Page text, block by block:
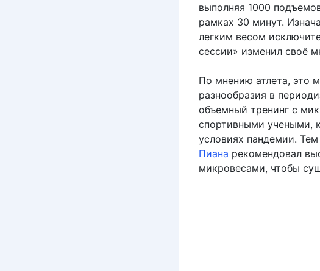
выполняя 1000
рамках 30 минут.
легким весом
сессии» изменил своё
По мнению атлета, это
разнообразия в
объемный тренинг с
спортивными учеными,
условиях пандемии.
Пиана рекомендовал
микровесами, чтобы